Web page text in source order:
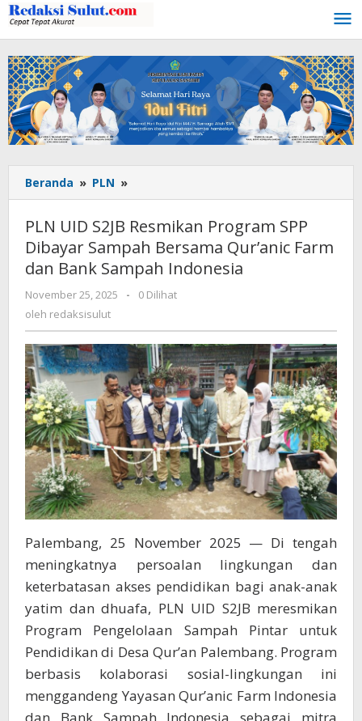
Lewati
ke
konten
Beranda » PLN »
UID
Resmikan
Program
SPP
Sampah
Qur’anic
Farm
dan
Bank
Sampah
Indonesia
PLN UID S2JB Resmikan Program SPP
Dibayar Sampah Bersama Qur’anic Farm
dan Bank Sampah Indonesia
November 25, 2025
oleh
-
0 Dilihat
oleh redaksisulut
Palembang, 25 November 2025 — Di tengah
meningkatnya persoalan lingkungan dan
keterbatasan akses pendidikan bagi anak-anak
yatim dan dhuafa, PLN UID S2JB meresmikan
Program Pengelolaan Sampah Pintar untuk
Pendidikan di Desa Qur’an Palembang. Program
berbasis kolaborasi sosial-lingkungan ini
menggandeng Yayasan Qur’anic Farm Indonesia